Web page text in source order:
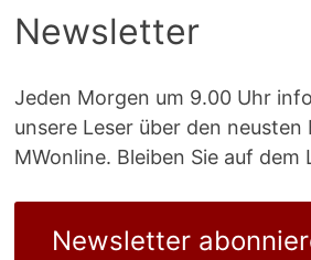
Newsletter
Jeden Morgen um 9.00 Uhr
unsere Leser über den neusten
MWonline. Bleiben Sie auf dem
Newsletter